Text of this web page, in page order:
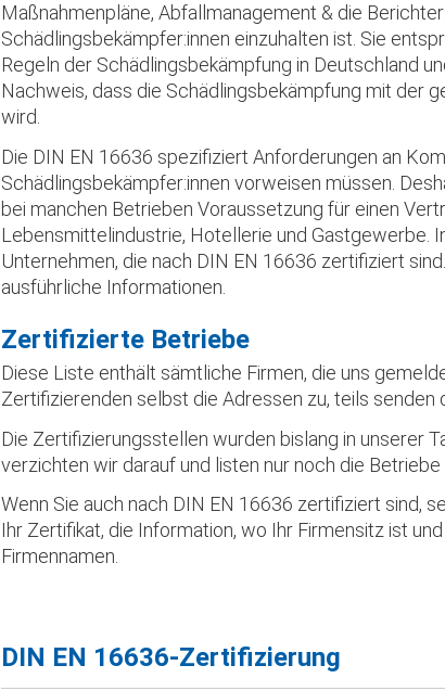
Maßnahmenpläne, Abfallmanagement & die
Schädlingsbekämpfer:innen einzuhalten ist. Sie
Regeln der Schädlingsbekämpfung in Deutschland
Nachweis, dass die Schädlingsbekämpfung mit der
wird.
Die DIN EN 16636 spezifiziert Anforderungen an
Schädlingsbekämpfer:innen vorweisen müssen.
bei manchen Betrieben Voraussetzung für einen
Lebensmittelindustrie, Hotellerie und Gastgewerbe.
Unternehmen, die nach DIN EN 16636 zertifiziert sind.
ausführliche Informationen.
Zertifizierte Betriebe
Diese Liste enthält sämtliche Firmen, die uns
Zertifizierenden selbst die Adressen zu, teils senden
Die Zertifizierungsstellen wurden bislang in unserer
verzichten wir darauf und listen nur noch die Betriebe
Wenn Sie auch nach DIN EN 16636 zertifiziert sind,
Ihr Zertifikat, die Information, wo Ihr Firmensitz ist
Firmennamen.
DIN EN 16636-Zertifizierung